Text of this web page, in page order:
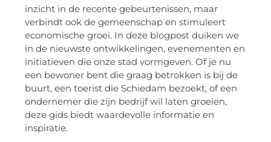
inzicht in de recente gebeurtenissen, maar
verbindt ook de gemeenschap en stimuleert
economische groei. In deze blogpost duiken we
in de nieuwste ontwikkelingen, evenementen en
initiatieven die onze stad vormgeven. Of je nu
een bewoner bent die graag betrokken is bij de
buurt, een toerist die Schiedam bezoekt, of een
ondernemer die zijn bedrijf wil laten groeien,
deze gids biedt waardevolle informatie en
inspiratie.